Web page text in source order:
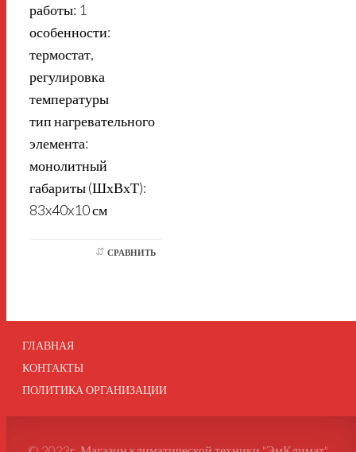
работы: 1
особенности:
термостат,
регулировка
температуры
тип нагревательного
элемента:
монолитный
габариты (ШхВхТ):
83x40x10 см
СРАВНИТЬ
ГЛАВНАЯ
КОНТАКТЫ
ПОЛИТИКА ОРГАНИЗАЦИИ